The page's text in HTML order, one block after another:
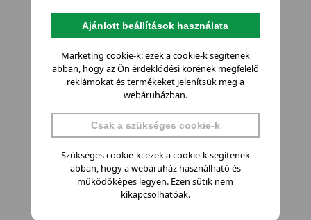
Ajánlott beállítások használata
Marketing cookie-k: ezek a cookie-k segítenek
abban, hogy az Ön érdeklődési körének megfelelő
reklámokat és termékeket jelenítsük meg a
webáruházban.
Csak a szükséges cookie-k
Szükséges cookie-k: ezek a cookie-k segítenek
abban, hogy a webáruház használható és
működőképes legyen. Ezen sütik nem
kikapcsolhatóak.